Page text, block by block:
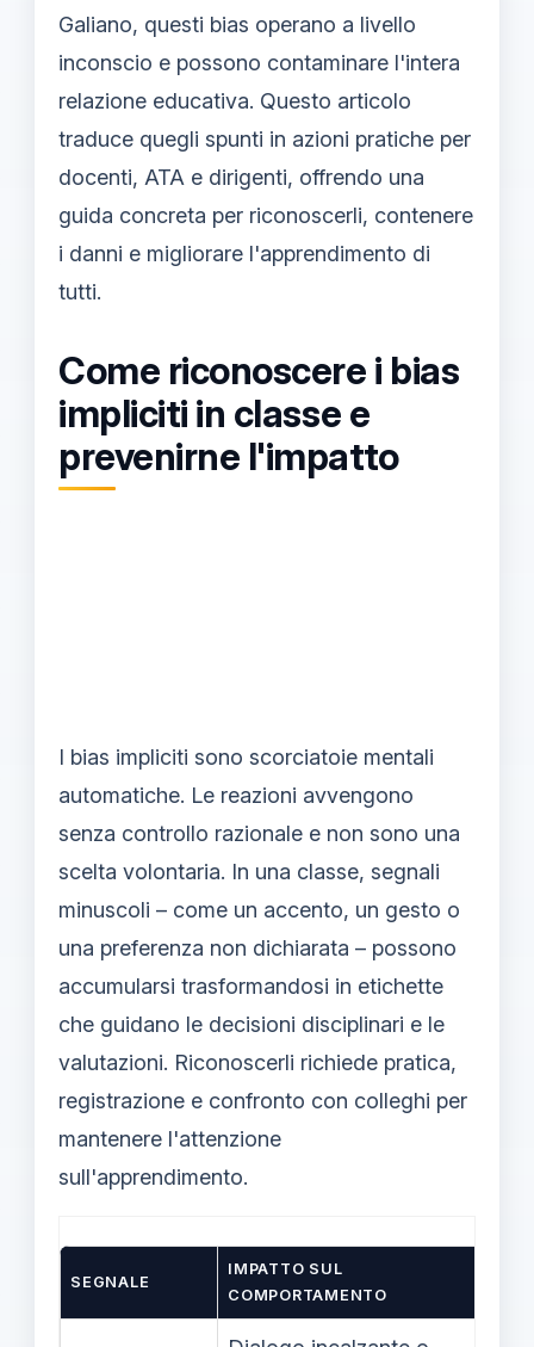
Galiano, questi bias operano a livello
inconscio e possono contaminare l'intera
relazione educativa. Questo articolo
traduce quegli spunti in azioni pratiche per
docenti, ATA e dirigenti, offrendo una
guida concreta per riconoscerli, contenere
i danni e migliorare l'apprendimento di
tutti.
Come riconoscere i bias
impliciti in classe e
prevenirne l'impatto
I bias impliciti sono scorciatoie mentali
automatiche. Le reazioni avvengono
senza controllo razionale e non sono una
scelta volontaria. In una classe, segnali
minuscoli – come un accento, un gesto o
una preferenza non dichiarata – possono
accumularsi trasformandosi in etichette
che guidano le decisioni disciplinari e le
valutazioni. Riconoscerli richiede pratica,
registrazione e confronto con colleghi per
mantenere l'attenzione
sull'apprendimento.
SEGNALE
IMPATTO SUL
COMPORTAMENTO